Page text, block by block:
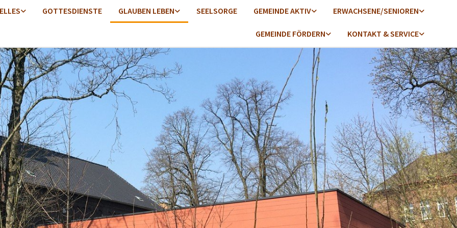
GOTTESDIENSTE GLAUBEN LEBEN SEELSORGE GEMEINDE AKTIV ERWACHSENE/SENIOREN
GEMEINDE FÖRDERN KONTAKT & SERVICE